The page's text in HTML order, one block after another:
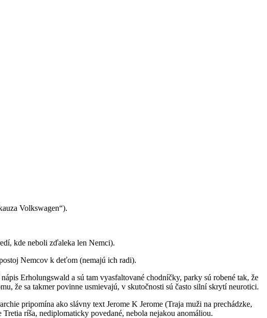
Volkswagen“).
kde neboli zďaleka len Nemci).
Nemcov k deťom (nemajú ich radi).
Erholungswald a sú tam vyasfaltované chodníčky, parky sú robené tak, že
že sa takmer povinne usmievajú, v skutočnosti sú často silní skrytí neurotici.
pripomína ako slávny text Jerome K Jerome (Traja muži na prechádzke,
ríša, nediplomaticky povedané, nebola nejakou anomáliou.